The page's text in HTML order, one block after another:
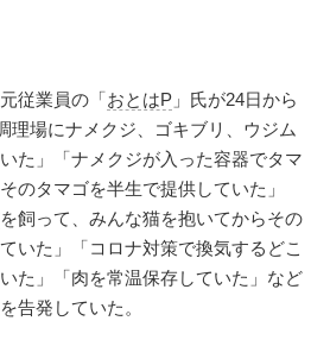
従業員の「おとはP 」氏が24日から
理場にナメクジ、ゴキブリ、ウジム
た」「ナメクジが入った容器でタマ
のタマゴを半生で提供していた」
を飼って、みんな猫を抱いてからその
いた」「コロナ対策で換気するどこ
た」「肉を常温保存していた」など
告発していた。